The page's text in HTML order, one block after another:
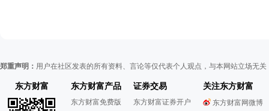
郑重声明： 用户在社区发表的所有资料、言论等仅代表个人观点，与本网站立场无
东方财富 东方财富产品
东方财富免费版
证券交易
东方财富证券开户
关注东方财富
东方财富网微博